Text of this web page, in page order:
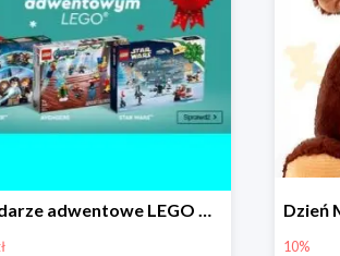
Kalendarze adwentowe LEGO w Smyku w super cenie
10%